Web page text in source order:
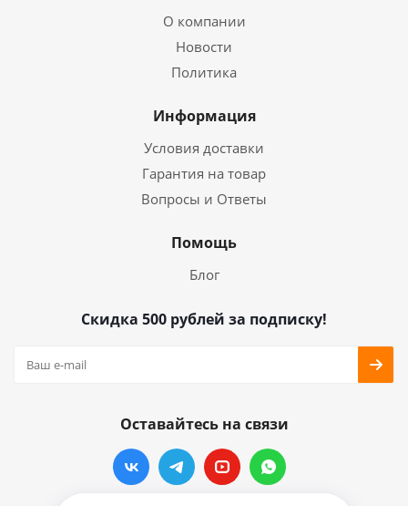
О компании
Новости
Политика
Информация
Условия доставки
Гарантия на товар
Вопросы и Ответы
Помощь
Блог
Скидка 500 рублей за подписку!
Оставайтесь на связи